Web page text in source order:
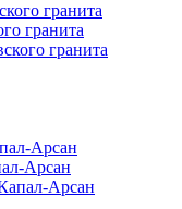
гранита
гранита
гранита
Арсан
Арсан
Арсан